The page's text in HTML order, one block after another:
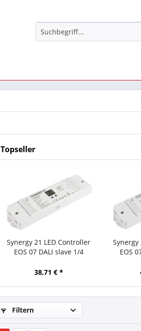
Topseller
Synergy 21 LED Controller
EOS 07 DALI slave 1/4
38,71 € *
Synergy
EOS
Filtern